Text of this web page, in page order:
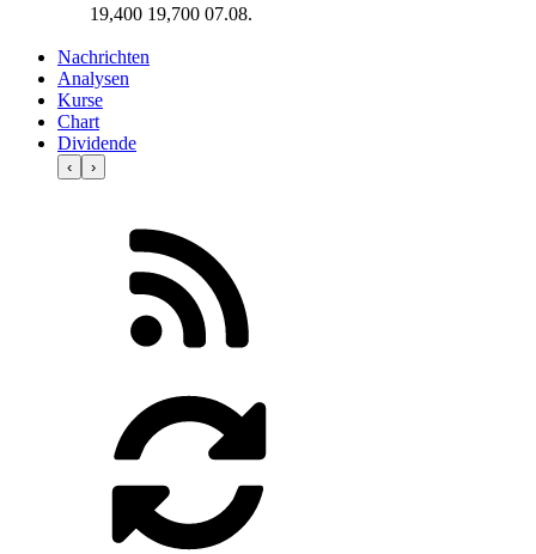
19,400 19,700 07.08.
Nachrichten
Analysen
Kurse
Chart
Dividende
‹ ›